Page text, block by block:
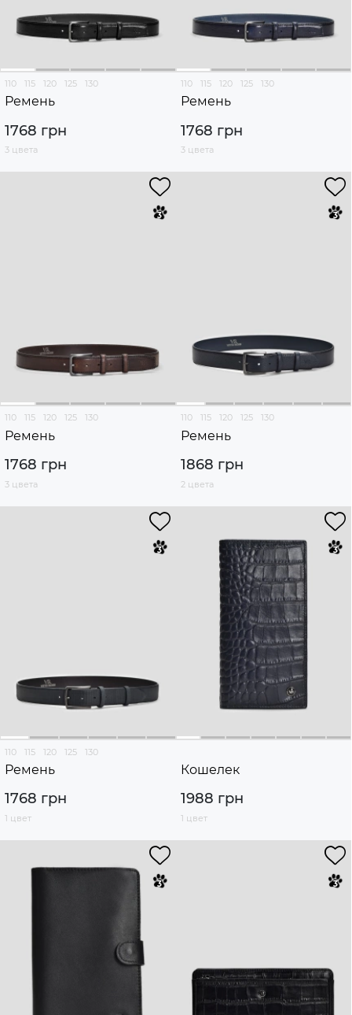
110 115 120 125 130
Ремень
1768 грн
3 цвета
110 115 120 125 130
Ремень
1768 грн
3 цвета
110 115 120 125 130
Ремень
1768 грн
3 цвета
110 115 120 125 130
Ремень
1868 грн
2 цвета
110 115 120 125 130
Ремень
1768 грн
1 цвет
Кошелек
1988 грн
1 цвет